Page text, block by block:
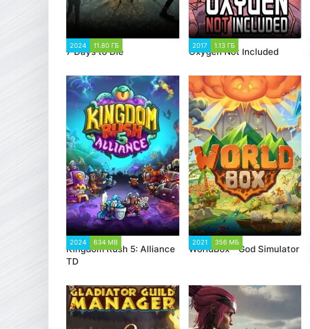
2024 11.80 ГБ
7 Days to Die
2017 1.13 ГБ
Oxygen Not Included
2024 634 MB
Kingdom Rush 5: Alliance
TD
2021 356 МБ
WorldBox - God Simulator